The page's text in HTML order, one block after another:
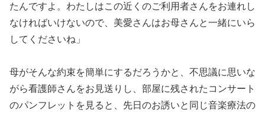
たんですよ。わたしはこの近くのご利用者さんをお連れし
なければいけないので、美愛さんはお母さんと一緒にいら
してくださいね」
母がそんな約束を簡単にするだろうかと、不思議に思いな
がら看護師さんをお見送りし、部屋に残されたコンサート
のパンフレットを見ると、先日のお誘いと同じ音楽療法の